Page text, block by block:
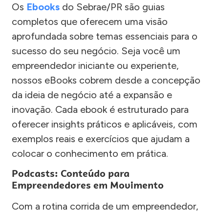
Os Ebooks do Sebrae/PR são guias
completos que oferecem uma visão
aprofundada sobre temas essenciais para o
sucesso do seu negócio. Seja você um
empreendedor iniciante ou experiente,
nossos eBooks cobrem desde a concepção
da ideia de negócio até a expansão e
inovação. Cada ebook é estruturado para
oferecer insights práticos e aplicáveis, com
exemplos reais e exercícios que ajudam a
colocar o conhecimento em prática.
Podcasts: Conteúdo para
Empreendedores em Movimento
Com a rotina corrida de um empreendedor,